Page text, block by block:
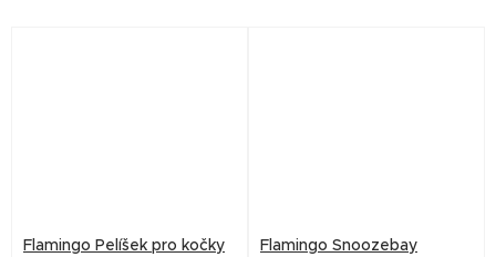
Flamingo Pelíšek pro kočky
Flamingo Snoozebay